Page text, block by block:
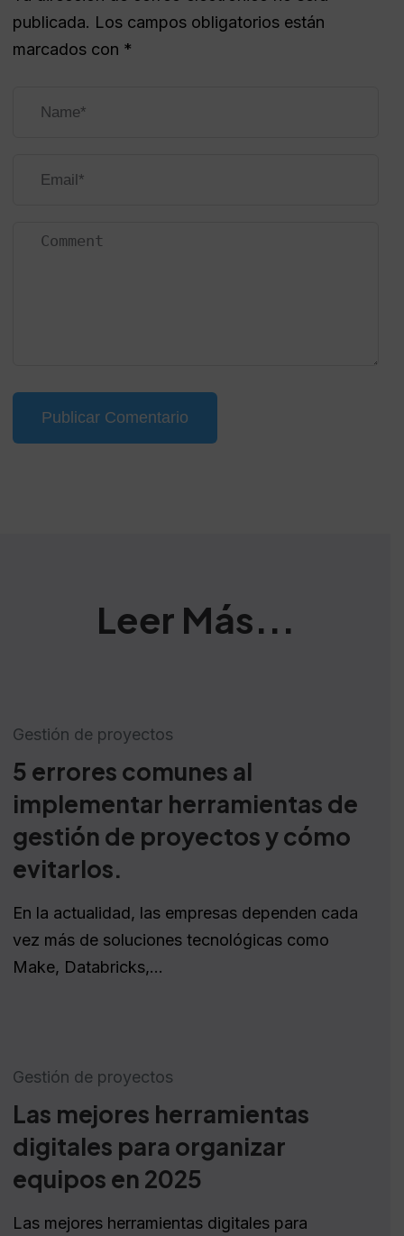
publicada. Los campos obligatorios están
marcados con *
Leer Más...
Gestión de proyectos
5 errores comunes al
implementar herramientas de
gestión de proyectos y cómo
evitarlos.
En la actualidad, las empresas dependen cada
vez más de soluciones tecnológicas como
Make, Databricks,...
Gestión de proyectos
Las mejores herramientas
digitales para organizar
equipos en 2025
Las mejores herramientas digitales para